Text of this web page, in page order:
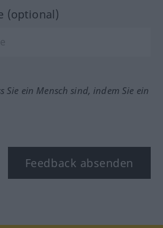
(optional)
Sie ein Mensch sind, indem Sie ein
Feedback absenden